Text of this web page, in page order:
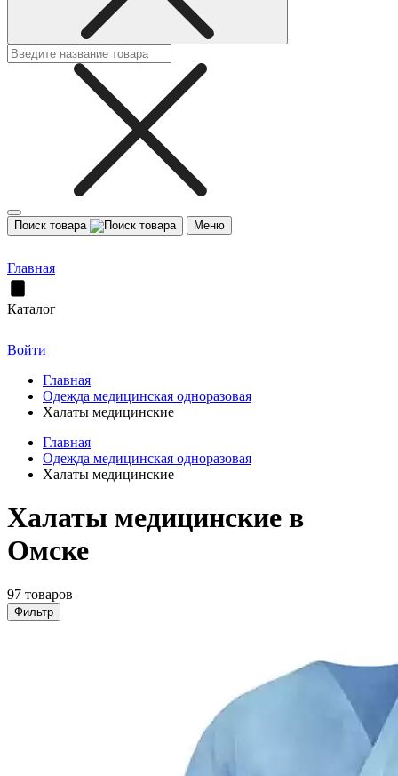
Поиск товара Меню
Главная
Каталог
Войти
Главная
Одежда медицинская одноразовая
Халаты медицинские
Главная
Одежда медицинская одноразовая
Халаты медицинские
Халаты медицинские в
Омске
97 товаров
Фильтр